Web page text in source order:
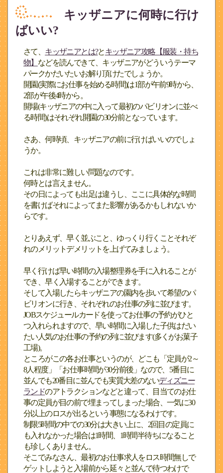
キッザニアに何時に行け
ばいい?
さて、 キッザニアとは?とキッザニア攻略【服装・持ち
物】 などを読んできて、キッザニアがどういうテーマ
パークかだいたいお解り頂けたでしょうか。
開園(実際にお仕事を始める時間)は1部が午前9時から、
2部が午後4時から。
開場(キッザニアの中に入って最初のパビリオンに並べ
る時間)はそれぞれ開園の30分前となっています。
さあ、何時頃、キッザニアの前に行けばいいのでしょ
うか。
これは非常に難しい問題なのです。
何時とは言えません。
その日によっても出足は違うし、ここに具体的な時間
を書けばそれによってまた影響があるかもしれないか
らです。
とりあえず、早く並ぶこと、ゆっくり行くことそれぞ
れのメリットデメリットを上げてみましょう。
早く行けば早い時間の入場整理券を手に入れることが
でき、早く入場することができます。
そして入場したらキッザニアの園内を歩いて希望のパ
ビリオンに行き、それぞれのお仕事の列に並びます。
JOBスケジュールカードを使ってお仕事の予約がひと
つ入れられますので、早い時間に入場した子供はだい
たい人気のお仕事の予約の列に並びます(多くがお菓子
工場)。
ところがこの各お仕事というのが、どこも「定員が2～
8人程度」「お仕事時間が30分前後」なので、5番目に
並んでも20番目に並んでも実質大差のないディズニー
ランドのアトラクションなどと違って、目当てのお仕
事の定員が目の前で埋まってしまった場合、一気に30
分以上のロスが出るという事態になるわけです。
制限5時間の中での30分は大きい上に、2回目の定員に
も入れなかった場合は1時間、1時間半待ちになること
も珍しくありません。
そこでみなさん、最初のお仕事求人をロス時間無しで
ゲットしようと入場前から延々と並んで待つわけで